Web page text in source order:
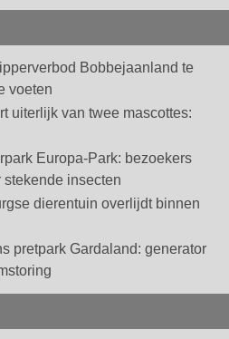
Bobbejaanland te
voeten
uiterlijk van twee mascottes:
Europa-Park: bezoekers
insecten
dierentuin overlijdt binnen
pretpark Gardaland: generator